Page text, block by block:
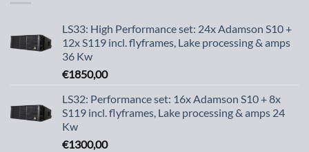
LS33: High Performance set: 24x Adamson S10 +
12x S119 incl. flyframes, Lake processing & amps
36 Kw
€1850,00
LS32: Performance set: 16x Adamson S10 + 8x
S119 incl. flyframes, Lake processing & amps 24
Kw
€1300,00